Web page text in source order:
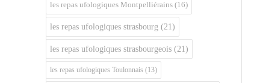
les repas ufologiques Montpelliérains (16)
les repas ufologiques strasbourg (21)
les repas ufologiques strasbourgeois (21)
les repas ufologiques Toulonnais (13)